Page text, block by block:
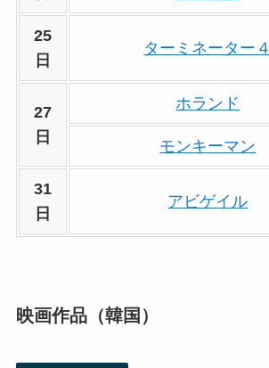
25
日
ターミネーター４
27
日
ホランド
モンキーマン
31
日
アビゲイル
映画作品（韓国）